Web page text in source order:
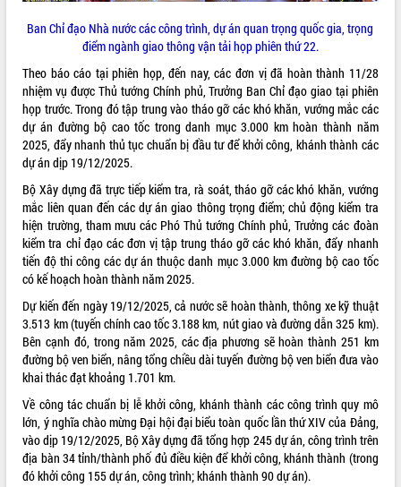
VIDEO
Trailer Lễ hội Sầu riêng Đắk Lắk năm
2026
Khám bệnh, cấp phát thuốc miễn phí
và tặng quà người dân xã Cư Pui
Hội nghị UBND tỉnh Đắk Lắk thường kỳ
tháng 7/2026
Ban Chỉ đạo Nhà nước các công trình, dự án quan trọng quốc gia, trọng
điểm ngành giao thông vận tải họp phiên thứ 22.
Theo báo cáo tại phiên họp, đến nay, các đơn vị đã hoàn thành 11/28
nhiệm vụ được Thủ tướng Chính phủ, Trưởng Ban Chỉ đạo giao tại phiên
họp trước. Trong đó tập trung vào tháo gỡ các khó khăn, vướng mắc các
dự án đường bộ cao tốc trong danh mục 3.000 km hoàn thành năm
2025, đẩy nhanh thủ tục chuẩn bị đầu tư để khởi công, khánh thành các
dự án dịp 19/12/2025.
Bộ Xây dựng đã trực tiếp kiểm tra, rà soát, tháo gỡ các khó khăn, vướng
mắc liên quan đến các dự án giao thông trọng điểm; chủ động kiểm tra
hiện trường, tham mưu các Phó Thủ tướng Chính phủ, Trưởng các đoàn
kiểm tra chỉ đạo các đơn vị tập trung tháo gỡ các khó khăn, đẩy nhanh
tiến độ thi công các dự án thuộc danh mục 3.000 km đường bộ cao tốc
có kế hoạch hoàn thành năm 2025.
Dự kiến đến ngày 19/12/2025, cả nước sẽ hoàn thành, thông xe kỹ thuật
3.513 km (tuyến chính cao tốc 3.188 km, nút giao và đường dẫn 325 km).
Bên cạnh đó, trong năm 2025, các địa phương sẽ hoàn thành 251 km
đường bộ ven biển, nâng tổng chiều dài tuyến đường bộ ven biển đưa vào
khai thác đạt khoảng 1.701 km.
Về công tác chuẩn bị lễ khởi công, khánh thành các công trình quy mô
lớn, ý nghĩa chào mừng Đại hội đại biểu toàn quốc lần thứ XIV của Đảng,
vào dịp 19/12/2025, Bộ Xây dựng đã tổng hợp 245 dự án, công trình trên
địa bàn 34 tỉnh/thành phố đủ điều kiện để khởi công, khánh thành (trong
đó khởi công 155 dự án, công trình; khánh thành 90 dự án).